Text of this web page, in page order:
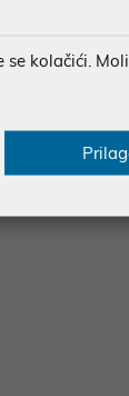
kolačići.